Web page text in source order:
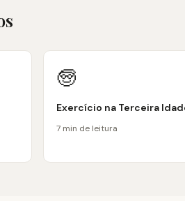
🧓
Exercício na Terceira
7 min de leitura